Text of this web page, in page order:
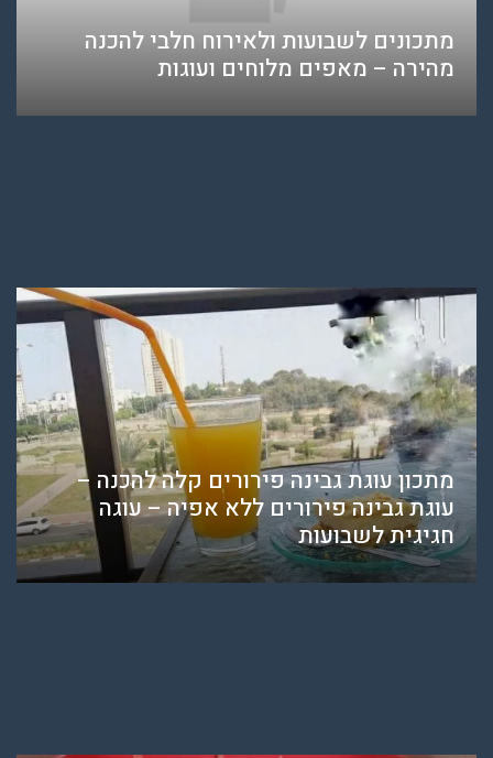
מתכונים לשבועות ולאירוח חלבי להכנה
מהירה – מאפים מלוחים ועוגות
מתכון עוגת גבינה פירורים קלה להכנה –
עוגת גבינה פירורים ללא אפיה – עוגה
חגיגית לשבועות